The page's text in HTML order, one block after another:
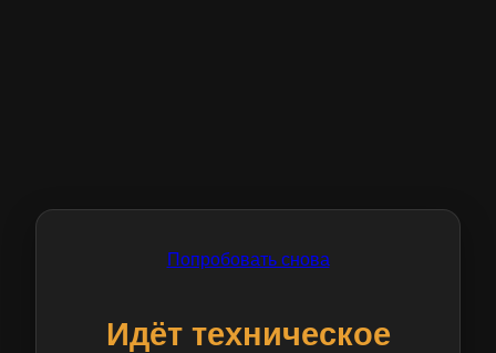
Попробовать снова
Идёт техническое